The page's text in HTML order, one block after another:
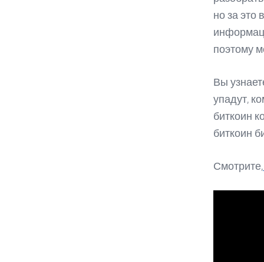
но за это
поэтому
Вы
упадут,
биткоин
биткоин
Смотрите,